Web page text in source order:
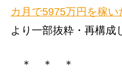
カ月で5975万円を稼い
より一部抜粋・再構成
＊ ＊ ＊